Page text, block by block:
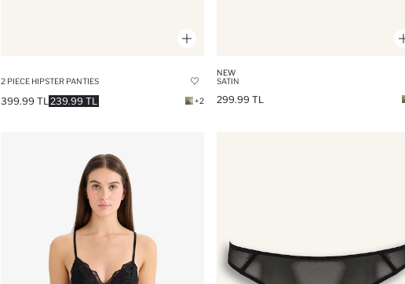
2 PIECE HIPSTER PANTIES
239.99 TL
399.99 TL +2
NEW
SATIN
299.99 TL